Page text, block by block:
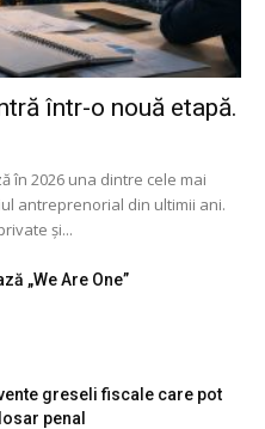
într-o nouă etapă.
în 2026 una dintre cele mai
antreprenorial din ultimii ani.
și...
„We Are One”
greseli fiscale care pot
penal